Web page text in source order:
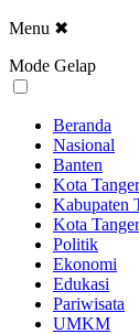
Menu ✖
Mode Gelap
Beranda
Nasional
Banten
Kota
Kabupaten
Kota
Politik
Ekonomi
Edukasi
Pariwisata
UMKM